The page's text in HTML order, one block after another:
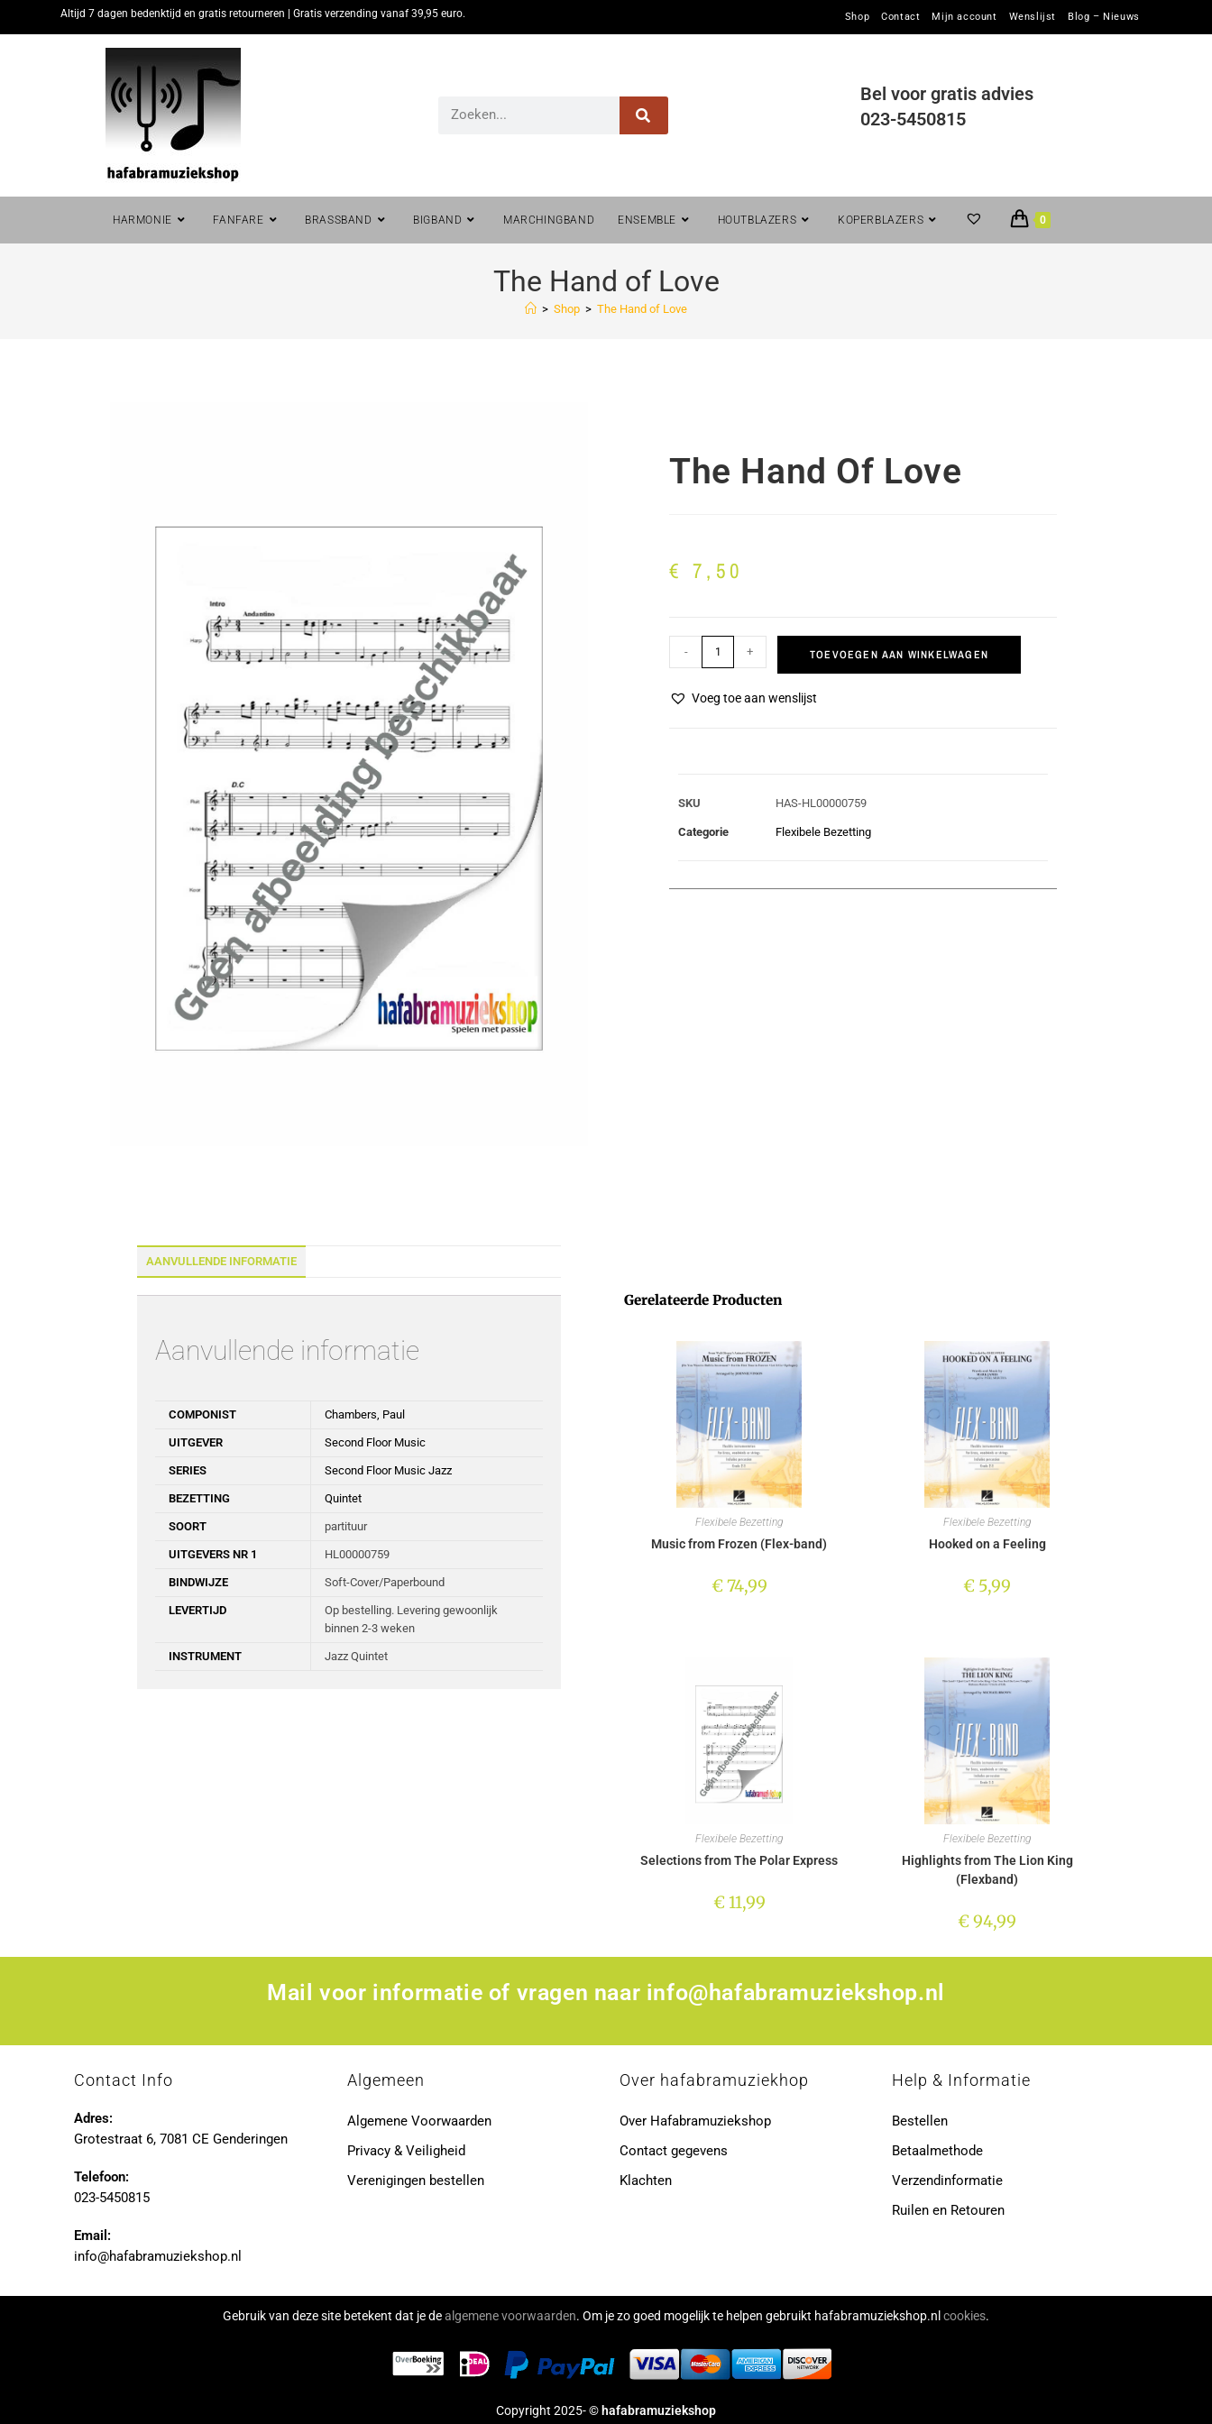
Altijd 7 dagen bedenktijd en gratis retourneren | Gratis verzending vanaf 39,95 euro. Shop Contact Mijn account Wenslijst Blog – Nieuws
Bel voor gratis advies
023-5450815
HARMONIE FANFARE BRASSBAND BIGBAND MARCHINGBAND ENSEMBLE HOUTBLAZERS KOPERBLAZERS 0
The Hand of Love
> Shop > The Hand of Love
The Hand Of Love
€ 7,50
- + TOEVOEGEN AAN WINKELWAGEN
Voeg toe aan wenslijst
SKU HAS-HL00000759
Categorie Flexibele Bezetting
AANVULLENDE INFORMATIE
Aanvullende informatie
COMPONIST Chambers, Paul
UITGEVER Second Floor Music
SERIES Second Floor Music Jazz
BEZETTING Quintet
SOORT partituur
UITGEVERS NR 1 HL00000759
BINDWIJZE Soft-Cover/Paperbound
LEVERTIJD
Op bestelling. Levering gewoonlijk
binnen 2-3 weken
INSTRUMENT Jazz Quintet
Gerelateerde Producten
Flexibele Bezetting
Music from Frozen (Flex-band)
€74,99
Flexibele Bezetting
Hooked on a Feeling
€ 5,99
Flexibele Bezetting
Selections from The Polar Express
€11,99
Flexibele Bezetting
Highlights from The Lion King
(Flexband)
€94,99
Mail voor informatie of vragen naar info@hafabramuziekshop.nl
Contact Info
Adres:
Grotestraat 6, 7081 CE Genderingen
Telefoon:
023-5450815
Email:
info@hafabramuziekshop.nl
Algemeen
Algemene Voorwaarden
Privacy & Veiligheid
Verenigingen bestellen
Over hafabramuziekhop
Over Hafabramuziekshop
Contact gegevens
Klachten
Help & Informatie
Bestellen
Betaalmethode
Verzendinformatie
Ruilen en Retouren
Gebruik van deze site betekent dat je dealgemene voorwaarden. Om je zo goed mogelijk te helpen gebruikt hafabramuziekshop.nlcookies.
Copyright 2025- ©hafabramuziekshop